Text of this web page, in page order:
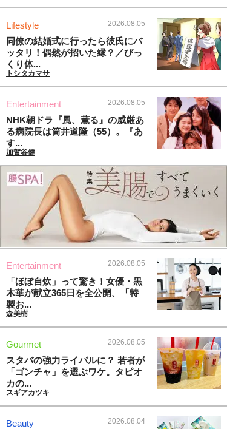
Lifestyle 2026.08.05
同僚の結婚式に行ったら彼氏にバ
ッタリ！偶然が招いた縁？／びっ
くり体...
トシタカマサ
Entertainment 2026.08.05
NHK朝ドラ『風、薫る』の威厳あ
る病院長は筒井道隆（55）。『あ
す...
加賀谷健
Entertainment 2026.08.05
「ほぼ自炊」って驚き！女優・黒
木華が献立365日を全公開、「特
製お...
森美樹
Gourmet 2026.08.05
スタバの強力ライバルに？ 若者が
「ゴンチャ」を選ぶワケ。タピオ
カの...
スギアカツキ
Beauty 2026.08.04